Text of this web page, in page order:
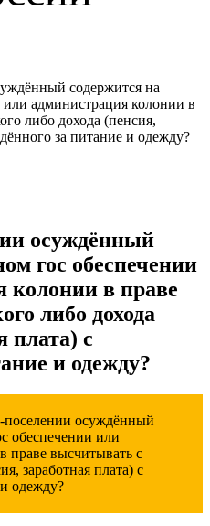
содержится на
администрация колонии в
либо дохода (пенсия,
за питание и одежду?
осуждённый
гос обеспечении
колонии в праве
либо дохода
плата) с
и одежду?
поселении осуждённый
обеспечении или
праве высчитывать с
заработная плата) с
одежду?